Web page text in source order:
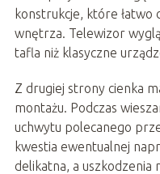
konstrukcje, które łatwo
wnętrza. Telewizor
tafla niż klasyczne
Z drugiej strony cienka
montażu. Podczas
uchwytu polecanego
kwestia ewentualnej
delikatna, a uszkodzenia